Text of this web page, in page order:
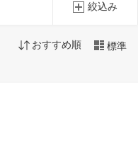
絞込み
おすすめ順 標準